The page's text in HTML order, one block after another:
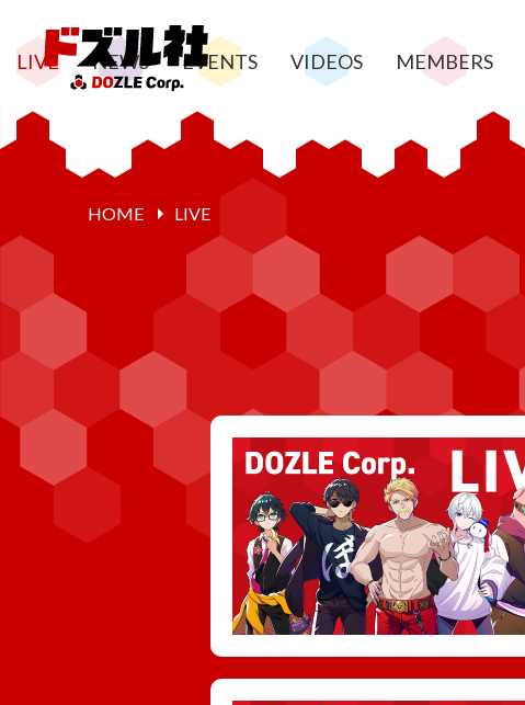
LIVE NEWS EVENTS VIDEOS MEMBERS
HOME LIVE